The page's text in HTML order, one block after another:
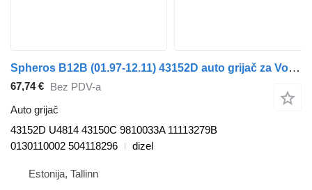
Spheros B12B (01.97-12.11) 43152D auto grijač za Volvo B6, B7, B9, B10, B12 bus (1978-2011) autobusa
67,74 € Bez PDV-a
Auto grijač
43152D U4814 43150C 9810033A 11113279B
0130110002 504118296
dizel
Estonija, Tallinn